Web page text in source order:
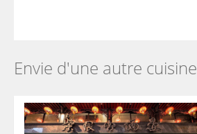
Envie d'une autre cuisine